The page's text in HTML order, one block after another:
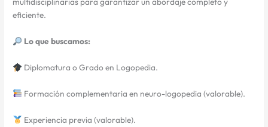
eficiente.
Lo que buscamos:
Diplomatura o Grado en Logopedia.
Formación complementaria en neuro-logopedia (valorable).
Experiencia previa (valorable).